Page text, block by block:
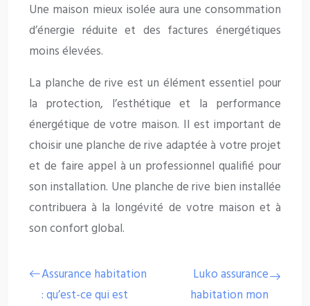
Une maison mieux isolée aura une consommation
d’énergie réduite et des factures énergétiques
moins élevées.
La planche de rive est un élément essentiel pour
la protection, l’esthétique et la performance
énergétique de votre maison. Il est important de
choisir une planche de rive adaptée à votre projet
et de faire appel à un professionnel qualifié pour
son installation. Une planche de rive bien installée
contribuera à la longévité de votre maison et à
son confort global.
Assurance habitation
: qu’est-ce qui est
Luko assurance
habitation mon